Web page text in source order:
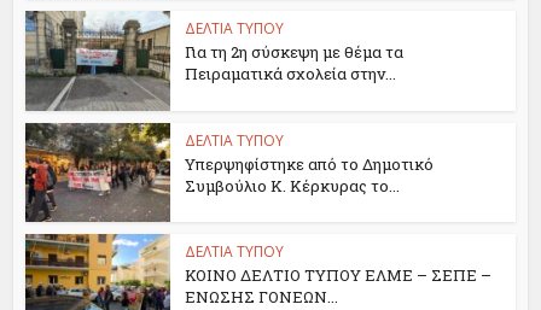
ΔΕΛΤΙΑ ΤΥΠΟΥ
Για τη 2η σύσκεψη με θέμα τα
Πειραματικά σχολεία στην...
ΔΕΛΤΙΑ ΤΥΠΟΥ
Υπερψηφίστηκε από το Δημοτικό
Συμβούλιο Κ. Κέρκυρας το...
ΔΕΛΤΙΑ ΤΥΠΟΥ
ΚΟΙΝΟ ΔΕΛΤΙΟ ΤΥΠΟΥ ΕΛΜΕ – ΣΕΠΕ –
ΕΝΩΣΗΣ ΓΟΝΕΩΝ...